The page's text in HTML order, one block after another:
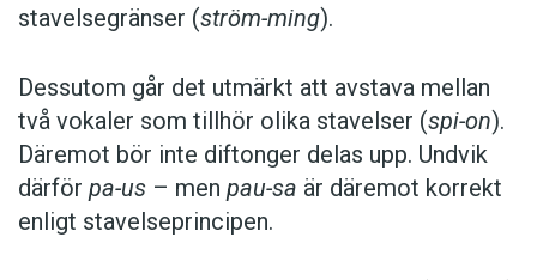
stavelsegränser (ström-ming).
Dessutom går det utmärkt att avstava mellan
två vokaler som tillhör olika stavelser (spi-on).
Däremot bör inte diftonger delas upp. Undvik
därför pa-us – men pau-sa är däremot korrekt
enligt stavelseprincipen.